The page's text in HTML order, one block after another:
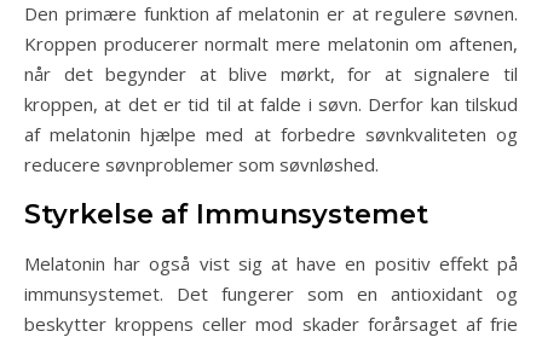
Den primære funktion af melatonin er at regulere søvnen.
Kroppen producerer normalt mere melatonin om aftenen,
når det begynder at blive mørkt, for at signalere til
kroppen, at det er tid til at falde i søvn. Derfor kan tilskud
af melatonin hjælpe med at forbedre søvnkvaliteten og
reducere søvnproblemer som søvnløshed.
Styrkelse af Immunsystemet
Melatonin har også vist sig at have en positiv effekt på
immunsystemet. Det fungerer som en antioxidant og
beskytter kroppens celler mod skader forårsaget af frie